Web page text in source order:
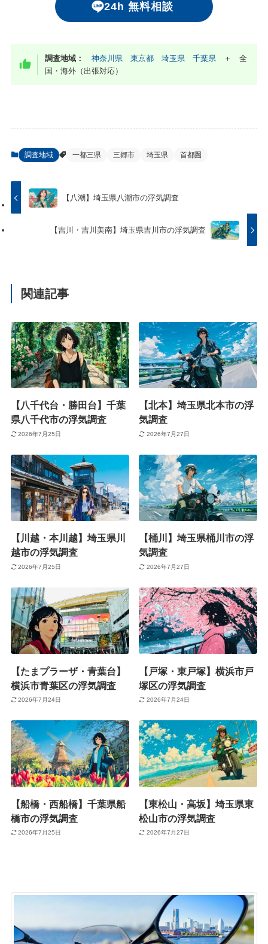
24h 無料相談
調査地域： 神奈川県 東京都 埼玉県 千葉県 ＋ 全
国・海外（出張対応）
調査地域 一都三県 三郷市 埼玉県 首都圏
【八潮】埼玉県八潮市の浮気調査
【吉川・吉川美南】埼玉県吉川市の浮気調査
関連記事
【八千代台・勝田台】千葉
県八千代市の浮気調査
2026年7月25日
【北本】埼玉県北本市の浮
気調査
2026年7月27日
【川越・本川越】埼玉県川
越市の浮気調査
2026年7月25日
【桶川】埼玉県桶川市の浮
気調査
2026年7月27日
【たまプラーザ・青葉台】
横浜市青葉区の浮気調査
2026年7月24日
【戸塚・東戸塚】横浜市戸
塚区の浮気調査
2026年7月24日
【船橋・西船橋】千葉県船
橋市の浮気調査
2026年7月25日
【東松山・高坂】埼玉県東
松山市の浮気調査
2026年7月27日